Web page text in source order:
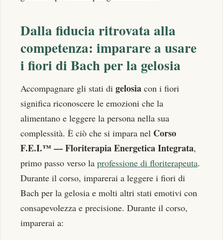
Dalla fiducia ritrovata alla
competenza: imparare a usare
i fiori di Bach per la gelosia
Accompagnare gli stati di gelosia con i fiori
significa riconoscere le emozioni che la
alimentano e leggere la persona nella sua
complessità. È ciò che si impara nel Corso
F.E.I.™ — Floriterapia Energetica Integrata,
primo passo verso la professione di floriterapeuta.
Durante il corso, imparerai a leggere i fiori di
Bach per la gelosia e molti altri stati emotivi con
consapevolezza e precisione. Durante il corso,
imparerai a: